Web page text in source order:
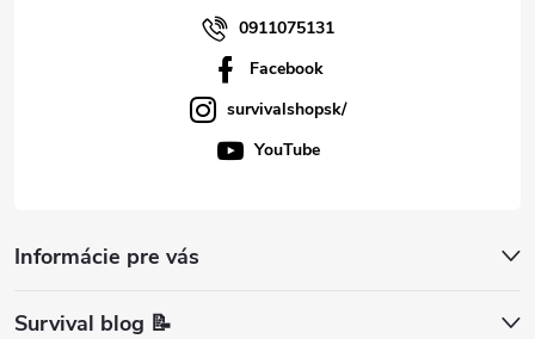
0911075131
Facebook
survivalshopsk/
YouTube
Informácie pre vás
Survival blog 📝